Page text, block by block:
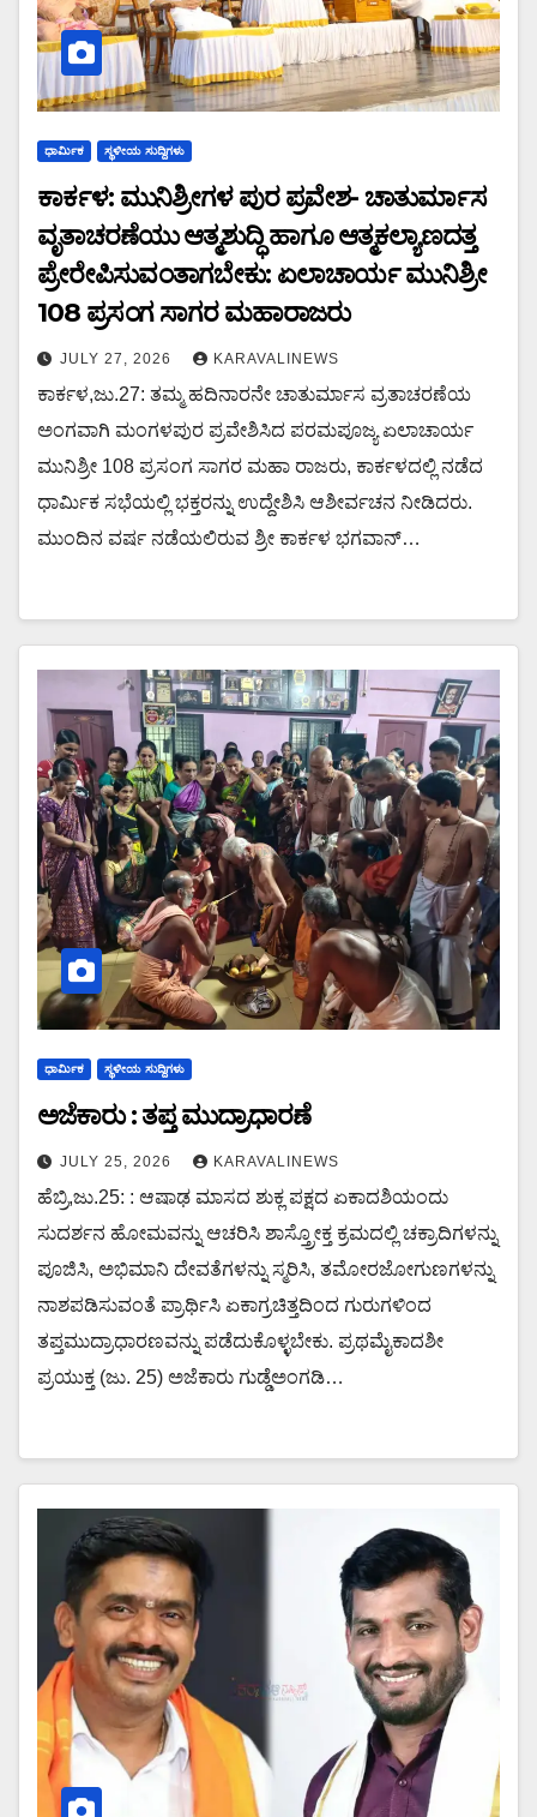
ಧಾರ್ಮಿಕ ಸ್ಥಳೀಯ ಸುದ್ದಿಗಳು
ಕಾರ್ಕಳ: ಮುನಿಶ್ರೀಗಳ ಪುರ ಪ್ರವೇಶ- ಚಾತುರ್ಮಾಸ
ವೃತಾಚರಣೆಯು ಆತ್ಮಶುದ್ಧಿ ಹಾಗೂ ಆತ್ಮಕಲ್ಯಾಣದತ್ತ
ಪ್ರೇರೇಪಿಸುವಂತಾಗಬೇಕು: ಏಲಾಚಾರ್ಯ ಮುನಿಶ್ರೀ
108 ಪ್ರಸಂಗ ಸಾಗರ ಮಹಾರಾಜರು
JULY 27, 2026 KARAVALINEWS
ಕಾರ್ಕಳ,ಜು.27: ತಮ್ಮ ಹದಿನಾರನೇ ಚಾತುರ್ಮಾಸ ವ್ರತಾಚರಣೆಯ
ಅಂಗವಾಗಿ ಮಂಗಳಪುರ ಪ್ರವೇಶಿಸಿದ ಪರಮಪೂಜ್ಯ ಏಲಾಚಾರ್ಯ
ಮುನಿಶ್ರೀ 108 ಪ್ರಸಂಗ ಸಾಗರ ಮಹಾ ರಾಜರು, ಕಾರ್ಕಳದಲ್ಲಿ ನಡೆದ
ಧಾರ್ಮಿಕ ಸಭೆಯಲ್ಲಿ ಭಕ್ತರನ್ನು ಉದ್ದೇಶಿಸಿ ಆಶೀರ್ವಚನ ನೀಡಿದರು.
ಮುಂದಿನ ವರ್ಷ ನಡೆಯಲಿರುವ ಶ್ರೀ ಕಾರ್ಕಳ ಭಗವಾನ್…
ಧಾರ್ಮಿಕ ಸ್ಥಳೀಯ ಸುದ್ದಿಗಳು
ಅಜೆಕಾರು : ತಪ್ತ ಮುದ್ರಾಧಾರಣೆ
JULY 25, 2026 KARAVALINEWS
ಹೆಬ್ರಿ,ಜು.25: : ಆಷಾಢ ಮಾಸದ ಶುಕ್ಲ ಪಕ್ಷದ ಏಕಾದಶಿಯಂದು
ಸುದರ್ಶನ ಹೋಮವನ್ನು ಆಚರಿಸಿ ಶಾಸ್ತ್ರೋಕ್ತ ಕ್ರಮದಲ್ಲಿ ಚಕ್ರಾದಿಗಳನ್ನು
ಪೂಜಿಸಿ, ಅಭಿಮಾನಿ ದೇವತೆಗಳನ್ನು ಸ್ಮರಿಸಿ, ತಮೋರಜೋಗುಣಗಳನ್ನು
ನಾಶಪಡಿಸುವಂತೆ ಪ್ರಾರ್ಥಿಸಿ ಏಕಾಗ್ರಚಿತ್ತದಿಂದ ಗುರುಗಳಿಂದ
ತಪ್ತಮುದ್ರಾಧಾರಣವನ್ನು ಪಡೆದುಕೊಳ್ಳಬೇಕು. ಪ್ರಥಮೈಕಾದಶೀ
ಪ್ರಯುಕ್ತ (ಜು. 25) ಅಜೆಕಾರು ಗುಡ್ಡೆಅಂಗಡಿ…